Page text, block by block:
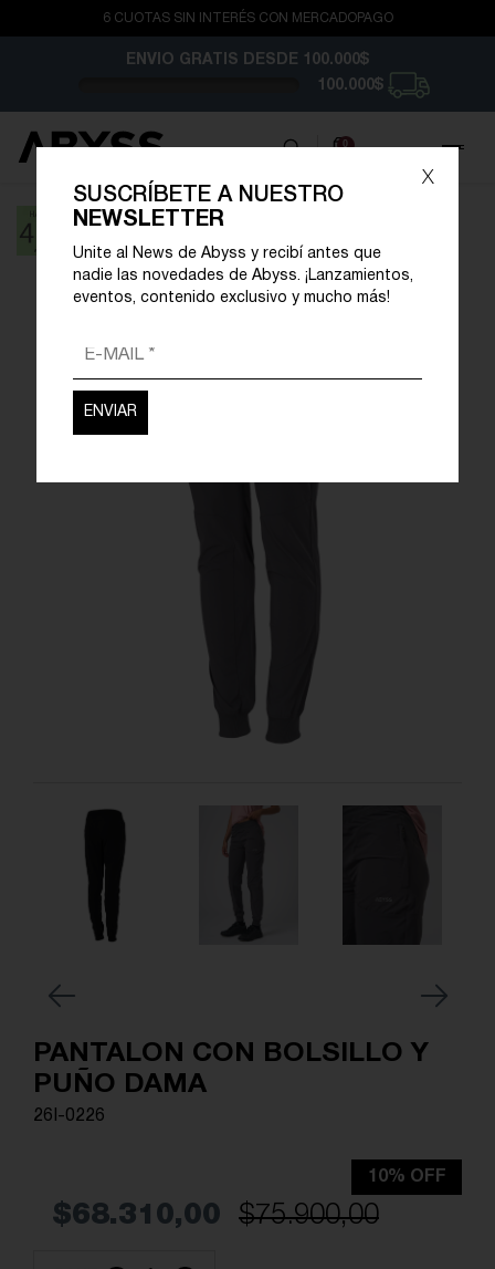
x
SUSCRÍBETE A NUESTRO
NEWSLETTER
Unite al News de Abyss y recibí antes que
nadie las novedades de Abyss. ¡Lanzamientos,
eventos, contenido exclusivo y mucho más!
6 CUOTAS SIN INTERÉS CON MERCADOPAGO
ENVIO GRATIS DESDE 100.000$
100.000$
0
Previous Next
PANTALON CON BOLSILLO Y
PUÑO DAMA
26I-0226
10% OFF
$68.310,00 $75.900,00